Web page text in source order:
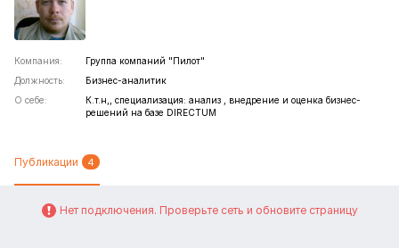
Компания:
Группа компаний "Пилот"
Должность:
Бизнес-аналитик
О себе:
К.т.н,, специализация: анализ , внедрение и оценка бизнес-
решений на базе DIRECTUM
Публикации 4
Нет подключения. Проверьте сеть и обновите страницу